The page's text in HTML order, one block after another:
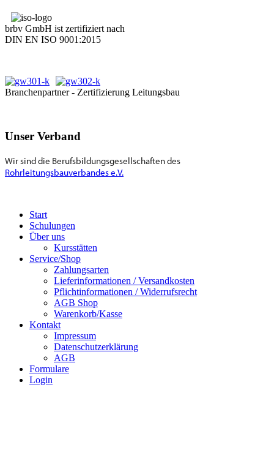
brbv GmbH ist zertifiziert nach
DIN EN ISO 9001:2015
Branchenpartner - Zertifizierung Leitungsbau
Unser Verband
Wir sind die Berufsbildungsgesellschaften des
Rohrleitungsbauverbandes e.V.
Start
Schulungen
Über uns
Kursstätten
Service/Shop
Zahlungsarten
Lieferinformationen / Versandkosten
Pflichtinformationen / Widerrufsrecht
AGB Shop
Warenkorb/Kasse
Kontakt
Impressum
Datenschutzerklärung
AGB
Formulare
Login